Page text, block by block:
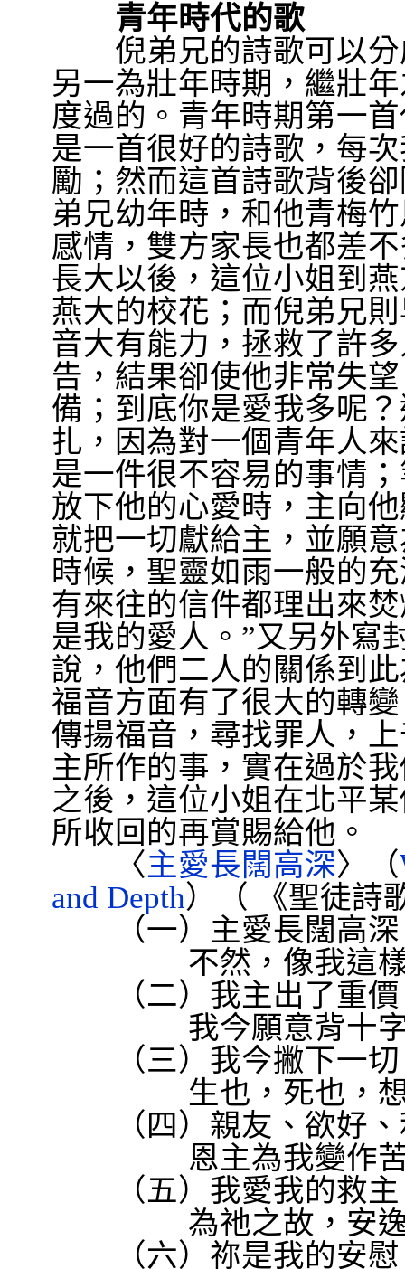
青年時代的歌
倪弟兄的詩歌可以分
另一為壯年時期，繼壯
度過的。青年時期第一
是一首很好的詩歌，每
勵；然而這首詩歌背後
弟兄幼年時，和他青梅
感情，雙方家長也都差
長大以後，這位小姐到
燕大的校花；而倪弟兄
音大有能力，拯救了許
告，結果卻使他非常失
備；到底你是愛我多呢
扎，因為對一個青年人
是一件很不容易的事情
放下他的心愛時，主向
就把一切獻給主，並願
時候，聖靈如雨一般的
有來往的信件都理出來
是我的愛人。 ”又另外寫
說，他們二人的關係到
福音方面有了很大的轉
傳揚福音，尋找罪人，
主所作的事，實在過於
之後，這位小姐在北平
所收回的再賞賜給他。
〈主愛長闊高深〉（
and Depth）（
《聖徒詩
（一）主愛長闊高深
不然，像我這
（二）我主出了重價
我今願意背十
（三）我今撇下一切
生也，死也，
（四）親友、欲好、
恩主為我變作
（五）我愛我的救主
為祂之故，安
（六）祢是我的安慰